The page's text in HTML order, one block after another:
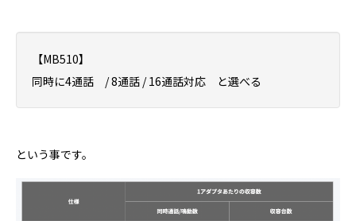
【MB510】
同時に4通話 / 8通話 / 16通話対応 と選べる
という事です。